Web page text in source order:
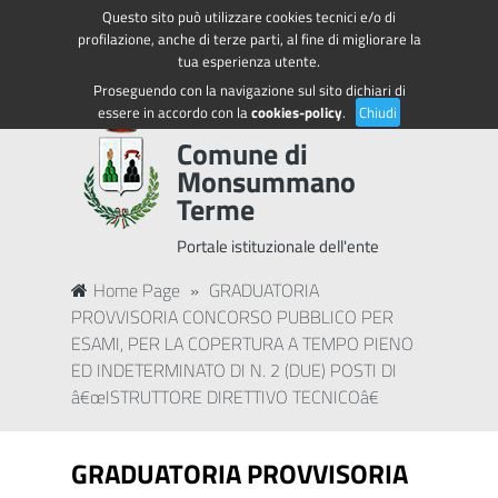
Questo sito può utilizzare cookies tecnici e/o di
profilazione, anche di terze parti, al fine di migliorare la
tua esperienza utente.
Proseguendo con la navigazione sul sito dichiari di
essere in accordo con lacookies-policy. Chiudi
Regione Toscana Accedi ai servizi
Comune di
Monsummano
Terme
Portale istituzionale dell'ente
Home Page » GRADUATORIA
PROVVISORIA CONCORSO PUBBLICO PER
ESAMI, PER LA COPERTURA A TEMPO PIENO
ED INDETERMINATO DI N. 2 (DUE) POSTI DI
â€œISTRUTTORE DIRETTIVO TECNICOâ€
GRADUATORIA PROVVISORIA